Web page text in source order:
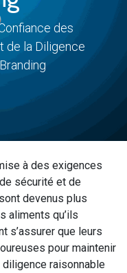
des
de la Diligence
à des exigences
sécurité et de
devenus plus
aliments qu’ils
s’assurer que leurs
pour maintenir
diligence raisonnable